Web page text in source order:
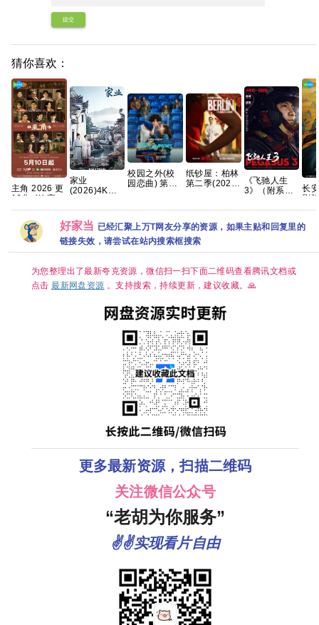
提交
猜你喜欢：
主角 2026 更
16集 4K 高
碼
家业
(2026)4K
音效
HiveWeb/简
体中文/夸克
百度网盘/单
集1GB】
校园之外(校
园恋曲) 第一
中简繁英
纸钞屋：柏林
第二季(2026)
[43.1GB]
《飞驰人生
3》（附系
正 黄景瑜 张
本煜 魏翔 沙
溢 范丞丞 孙
情/喜剧/运
克
长
剧
全/
佳
好家当 已经汇聚上万T网友分享的资源，如果主贴和回复里的
链接失效，请尝试在站内搜索框搜索
为您整理出了最新夸克资源，微信扫一扫下面二维码查看腾讯文档或
点击最新网盘资源 。支持搜索，持续更新，建议收藏。🙏
更多最新资源，扫描二维码
关注微信公众号
“老胡为你服务”
✌✌实现看片自由